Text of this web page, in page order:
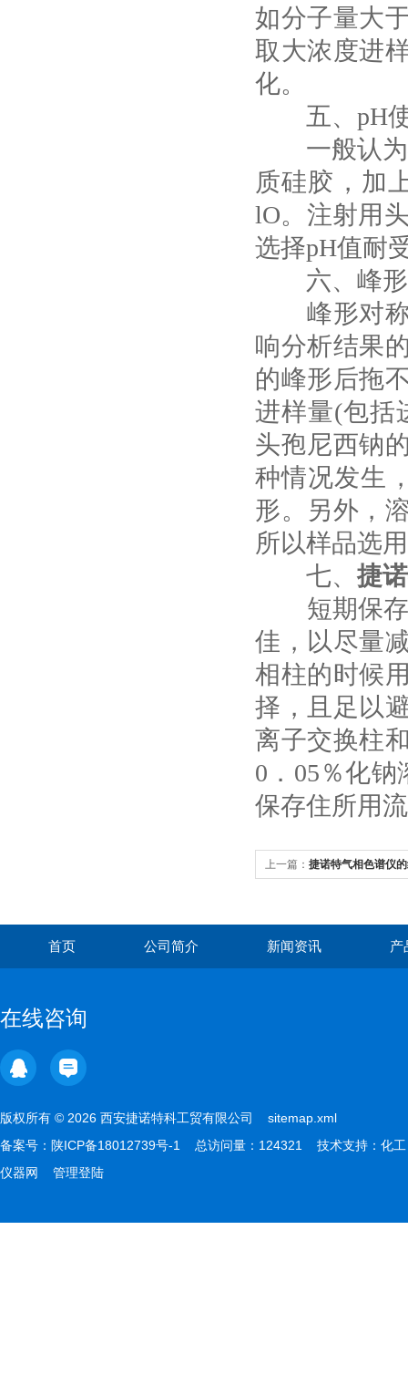
如分子量大
取大浓度进
化。
五、pH使
一般认为
质硅胶，加
lO。注射用
选择pH值耐
六、峰形
峰形对称
响分析结果
的峰形后拖
进样量(包括
头孢尼西钠
种情况发生
形。另外，
所以样品选
七、 捷
短期保存(
佳，以尽量
相柱的时候
择，且足以
离子交换柱
0．05％化
保存住所用
上一篇： 捷诺特气相色谱仪
首页 公司简介 新闻资讯 产
在线咨询
版权所有 © 2026 西安捷诺特科工贸有限公司 sitemap.xml
备案号： 陕ICP备18012739号-1 总访问量：124321 技术支持： 化工
仪器网
管理登陆